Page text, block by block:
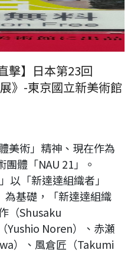
擊】日本第23回
》-東京國立新美術館
美術」精神、現在作為
體「NAU 21」。
以「新達達組織者」
為基礎，「新達達組織
（Shusaku
Yushio Noren）、赤瀬
）、風倉匠（Takumi